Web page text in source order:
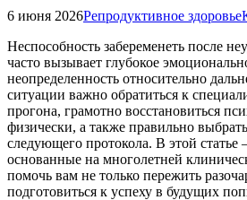
6 июня 2026Репродуктивное здоровье
Неспособность забеременеть после
часто вызывает глубокое
неопределенность относительно
ситуации важно обратиться к
прогона, грамотно восстановиться
физически, а также правильно
следующего протокола. В этой
основанные на многолетней
помочь вам не только пережить
подготовиться к успеху в будущих